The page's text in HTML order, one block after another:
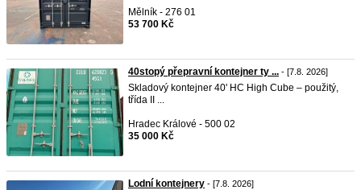
Mělník - 276 01
53 700 Kč
40stopý přepravní kontejner ty ... - [7.8. 2026]
Skladový kontejner 40' HC High Cube – použitý,
třída II ...
Hradec Králové - 500 02
35 000 Kč
Lodní kontejnery - [7.8. 2026]